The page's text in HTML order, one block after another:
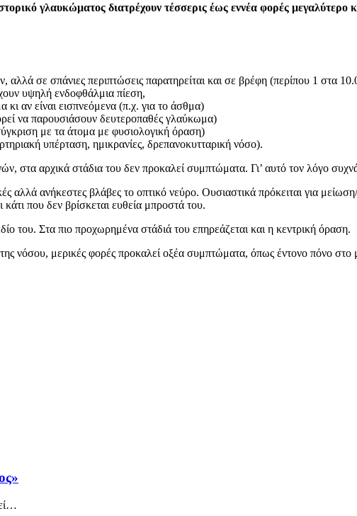
γλαυκώματος διατρέχουν τέσσερις έως εννέα φορές μεγαλύτερο
σε σπάνιες περιπτώσεις παρατηρείται και σε βρέφη (περίπου 1 στα
υψηλή ενδοφθάλμια πίεση,
αν είναι εισπνεόμενα (π.χ. για το άσθμα)
να παρουσιάσουν δευτεροπαθές γλαύκωμα)
με τα άτομα με φυσιολογική όραση)
υπέρταση, ημικρανίες, δρεπανοκυτταρική νόσο).
στα αρχικά στάδια του δεν προκαλεί συμπτώματα. Γι’ αυτό τον λόγο
αλλά ανήκεστες βλάβες το οπτικό νεύρο. Ουσιαστικά πρόκειται για
που δεν βρίσκεται ευθεία μπροστά του.
του. Στα πιο προχωρημένα στάδιά του επηρεάζεται και η κεντρική όραση.
νόσου, μερικές φορές προκαλεί οξέα συμπτώματα, όπως έντονο πόνο